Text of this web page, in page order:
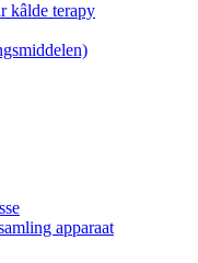
kâlde terapy
apparaat